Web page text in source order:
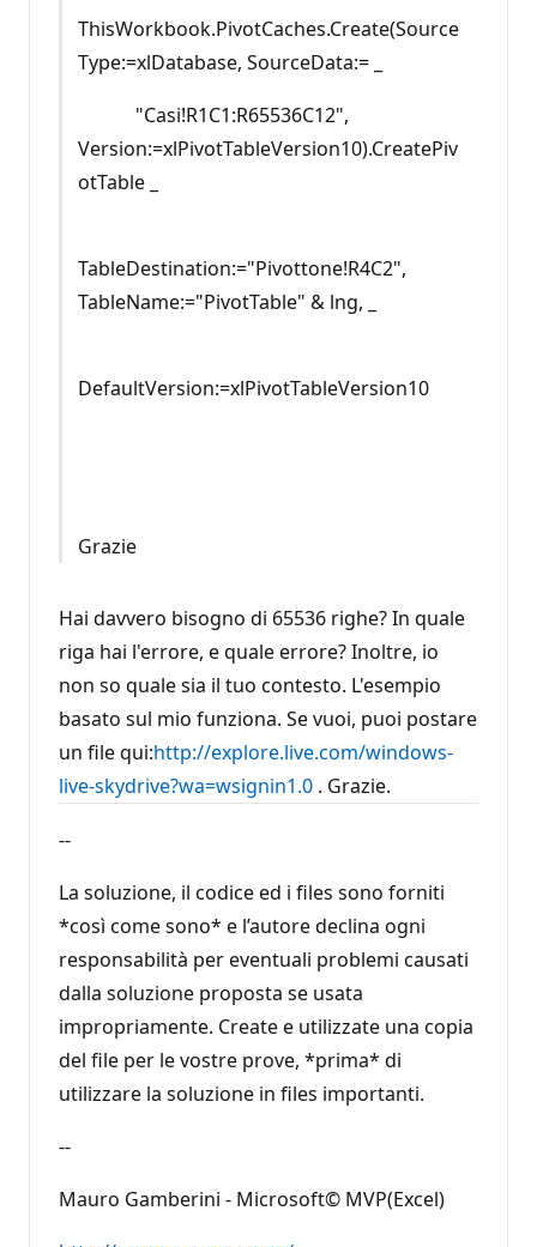
ThisWorkbook.PivotCaches.Create(Source
Type:=xlDatabase, SourceData:= _
"Casi!R1C1:R65536C12",
Version:=xlPivotTableVersion10).CreatePiv
otTable _
TableDestination:="Pivottone!R4C2",
TableName:="PivotTable" & lng, _
DefaultVersion:=xlPivotTableVersion10
Grazie
Hai davvero bisogno di 65536 righe? In quale
riga hai l'errore, e quale errore? Inoltre, io
non so quale sia il tuo contesto. L'esempio
basato sul mio funziona. Se vuoi, puoi postare
un file qui:http://explore.live.com/windows-
live-skydrive?wa=wsignin1.0 . Grazie.
--
La soluzione, il codice ed i files sono forniti
*così come sono* e l’autore declina ogni
responsabilità per eventuali problemi causati
dalla soluzione proposta se usata
impropriamente. Create e utilizzate una copia
del file per le vostre prove, *prima* di
utilizzare la soluzione in files importanti.
--
Mauro Gamberini - Microsoft© MVP(Excel)